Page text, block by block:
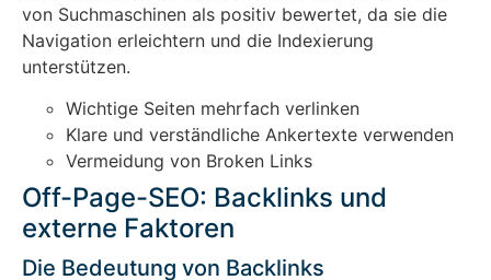
von Suchmaschinen als positiv bewertet, da sie die
Navigation erleichtern und die Indexierung
unterstützen.
Wichtige Seiten mehrfach verlinken
Klare und verständliche Ankertexte verwenden
Vermeidung von Broken Links
Off-Page-SEO: Backlinks und
externe Faktoren
Die Bedeutung von Backlinks